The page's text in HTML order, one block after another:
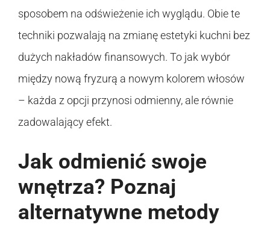
sposobem na odświeżenie ich wyglądu. Obie te
techniki pozwalają na zmianę estetyki kuchni bez
dużych nakładów finansowych. To jak wybór
między nową fryzurą a nowym kolorem włosów
– każda z opcji przynosi odmienny, ale równie
zadowalający efekt.
Jak odmienić swoje
wnętrza? Poznaj
alternatywne metody